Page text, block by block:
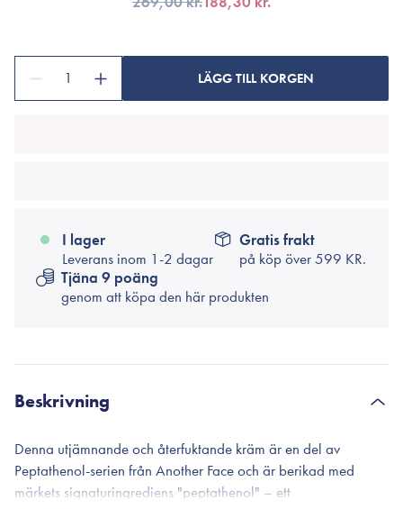
1 LÄGG TILL KORGEN
I lager
Leverans inom 1-2 dagar
Gratis frakt
på köp över599 KR.
Tjäna 9 poäng
genom att köpa den här produkten
Beskrivning
Denna utjämnande och återfuktande kräm är en del av
Peptathenol-serien från Another Face och är berikad med
märkets signaturingrediens "peptathenol" – ett